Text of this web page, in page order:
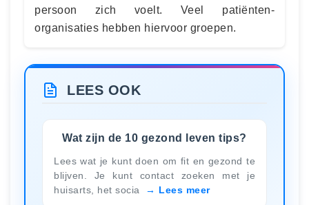
persoon zich voelt. Veel patiënten-
organisaties hebben hiervoor groepen.
LEES OOK
Wat zijn de 10 gezond leven tips?
Lees wat je kunt doen om fit en gezond te
blijven. Je kunt contact zoeken met je
huisarts, het socia
Lees meer